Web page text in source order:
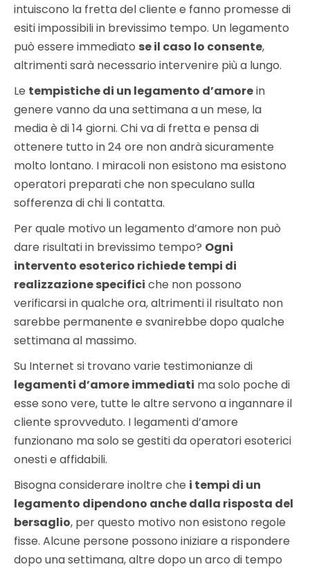
intuiscono la fretta del cliente e fanno promesse di
esiti impossibili in brevissimo tempo. Un legamento
può essere immediato se il caso lo consente,
altrimenti sarà necessario intervenire più a lungo.
Le tempistiche di un legamento d’amorein
genere vanno da una settimana a un mese, la
media è di 14 giorni. Chi va di fretta e pensa di
ottenere tutto in 24 ore non andrà sicuramente
molto lontano. I miracoli non esistono ma esistono
operatori preparati che non speculano sulla
sofferenza di chi li contatta.
Per quale motivo un legamento d’amore non può
dare risultati in brevissimo tempo? Ogni
intervento esoterico richiede tempi di
realizzazione specifici che non possono
verificarsi in qualche ora, altrimenti il risultato non
sarebbe permanente e svanirebbe dopo qualche
settimana al massimo.
Su Internet si trovano varie testimonianze di
legamenti d’amore immediati ma solo poche di
esse sono vere, tutte le altre servono a ingannare il
cliente sprovveduto. I legamenti d’amore
funzionano ma solo se gestiti da operatori esoterici
onesti e affidabili.
Bisogna considerare inoltre che i tempi di un
legamento dipendono anche dalla risposta del
bersaglio, per questo motivo non esistono regole
fisse. Alcune persone possono iniziare a rispondere
dopo una settimana, altre dopo un arco di tempo